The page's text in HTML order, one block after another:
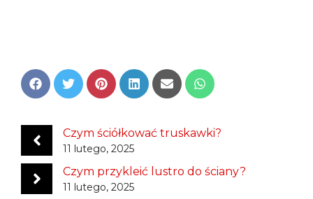
Share
on
Share
on
Share
on
Share
on
Share
on
Share
on
Czym ściółkować truskawki?
11 lutego, 2025
Czym przykleić lustro do ściany?
11 lutego, 2025